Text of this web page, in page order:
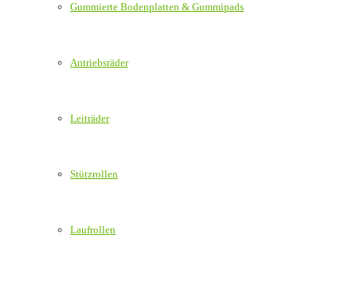
Gummierte Bodenplatten & Gummipads
Antriebsräder
Leiträder
Stützrollen
Laufrollen